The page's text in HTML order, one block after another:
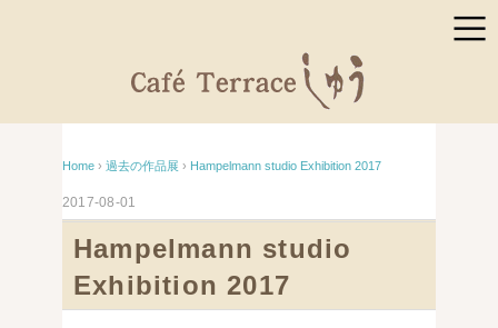
Home › 過去の作品展 › Hampelmann studio Exhibition 2017
2017-08-01
Hampelmann studio
Exhibition 2017